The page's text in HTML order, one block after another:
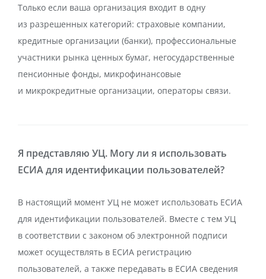
Только если ваша организация входит в одну
из разрешенных категорий: страховые компании,
кредитные организации (банки), профессиональные
участники рынка ценных бумаг, негосударственные
пенсионные фонды, микрофинансовые
и микрокредитные организации, операторы связи.
Я представляю УЦ. Могу ли я использовать
ЕСИА для идентификации пользователей?
В настоящий момент УЦ не может использовать ЕСИА
для идентификации пользователей. Вместе с тем УЦ
в соответствии с законом об электронной подписи
может осуществлять в ЕСИА регистрацию
пользователей, а также передавать в ЕСИА сведения